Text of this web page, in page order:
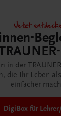
Jetzt
in der
die Ihr Leben
einfacher
DigiBox für